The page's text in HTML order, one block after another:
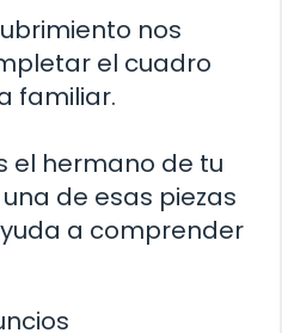
nos
el cuadro
familiar.
el hermano de tu
de esas piezas
a comprender